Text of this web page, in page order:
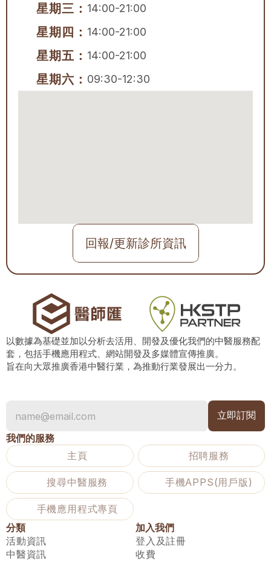
星期三： 14:00-21:00
星期四： 14:00-21:00
星期五： 14:00-21:00
星期六： 09:30-12:30
回報/更新診所資訊
以數據為基礎並加以分析去活用、開發及優化我們的中醫服務配
套，包括手機應用程式、網站開發及多媒體宣傳推廣。
旨在向大眾推廣香港中醫行業，為推動行業發展出一分力。
我們的服務
主頁
招聘服務
搜尋中醫服務 手機APPS(用戶版)
手機應用程式專頁
分類
活動資訊
中醫資訊
加入我們
登入及註冊
收費